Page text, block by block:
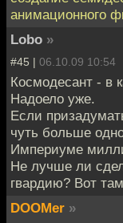
анимационного
Lobo »
#45 | 06.10.09 10:54
Космодесант - в
Надоело уже.
Если
чуть больше
Империуме
Не лучше ли
гвардию? Вот
DOOMer »